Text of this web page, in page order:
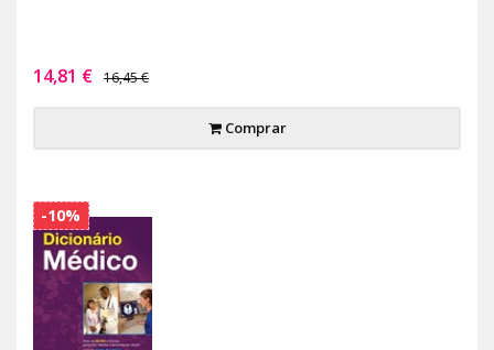
14,81 € 16,45 €
Comprar
-10%